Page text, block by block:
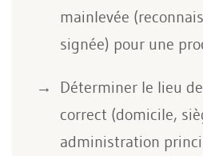
mainlevée
signée) pour une
Déterminer le lieu
correct (domicile,
administration